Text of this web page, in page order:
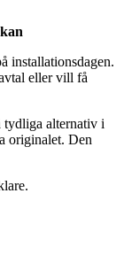
installationsdagen.
eller vill få
tydliga alternativ i
originalet. Den